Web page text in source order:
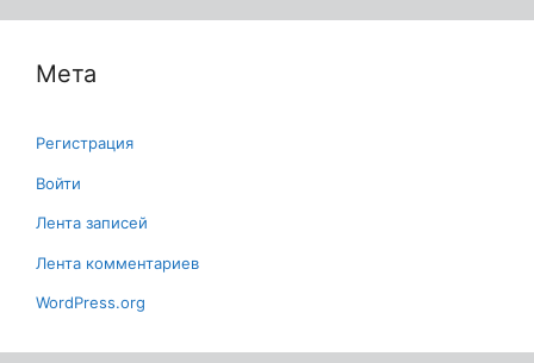
Мета
Регистрация
Войти
Лента записей
Лента комментариев
WordPress.org